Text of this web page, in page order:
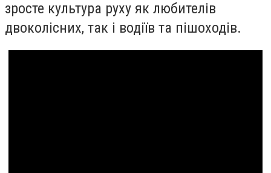
зросте культура руху як любителів
двоколісних, так і водіїв та пішоходів.